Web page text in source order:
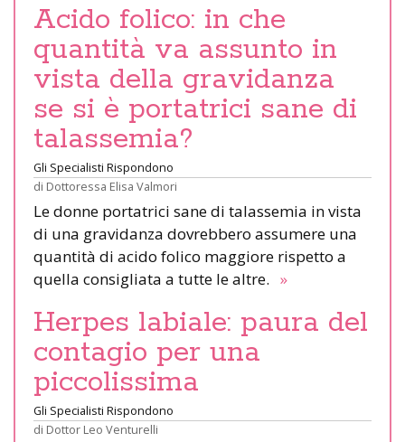
Acido folico: in che
quantità va assunto in
vista della gravidanza
se si è portatrici sane di
talassemia?
Gli Specialisti Rispondono
di Dottoressa Elisa Valmori
Le donne portatrici sane di talassemia in vista
di una gravidanza dovrebbero assumere una
quantità di acido folico maggiore rispetto a
quella consigliata a tutte le altre. »
Herpes labiale: paura del
contagio per una
piccolissima
Gli Specialisti Rispondono
di Dottor Leo Venturelli